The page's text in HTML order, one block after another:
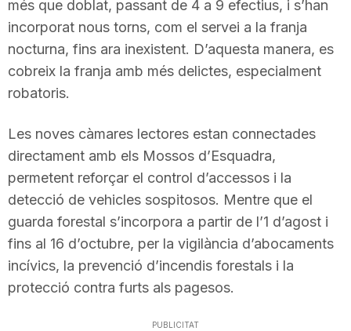
més que doblat, passant de 4 a 9 efectius, i s’han
incorporat nous torns, com el servei a la franja
nocturna, fins ara inexistent. D’aquesta manera, es
cobreix la franja amb més delictes, especialment
robatoris.
Les noves càmares lectores estan connectades
directament amb els Mossos d’Esquadra,
permetent reforçar el control d’accessos i la
detecció de vehicles sospitosos. Mentre que el
guarda forestal s’incorpora a partir de l’1 d’agost i
fins al 16 d’octubre, per la vigilància d’abocaments
incívics, la prevenció d’incendis forestals i la
protecció contra furts als pagesos.
PUBLICITAT